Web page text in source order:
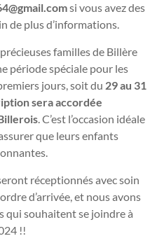
si vous avez des
de plus d’informations.
familles de Billère
période spéciale pour les
jours, soit du 29 au 31
sera accordée
. C’est l’occasion idéale
que leurs enfants
réceptionnés avec soin
d’arrivée, et nous avons
qui souhaitent se joindre à
!!